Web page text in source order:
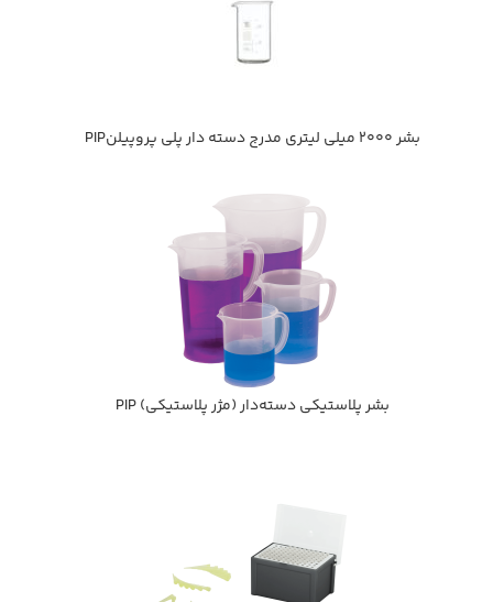
بشر 2000 ميلي ليتري مدرج دسته دار پلي پروپيلنPIP
بشر پلاستیکی دسته‌دار (مژر پلاستیکی) PIP